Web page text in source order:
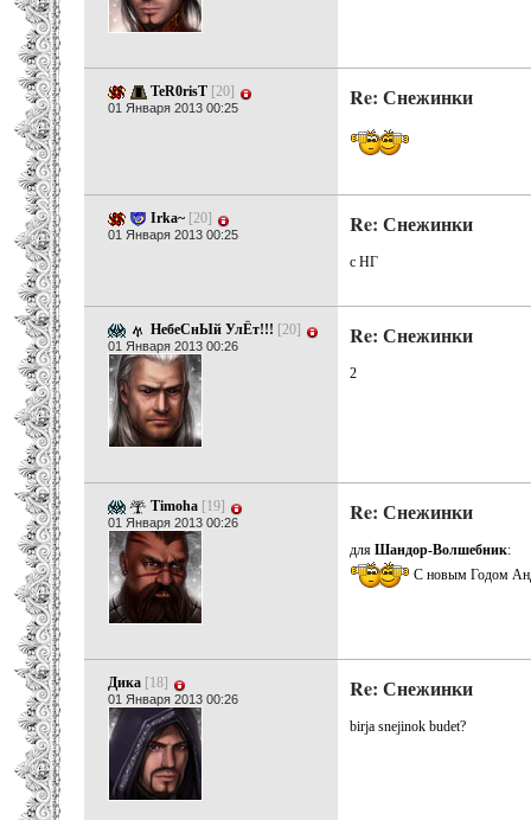
TeR0risT [20]
01 Января 2013 00:25 Re: Снежинки
Irka~ [20]
01 Января 2013 00:25 Re: Снежинки
с НГ
НебеСнЫй УлЁт!!! [20]
01 Января 2013 00:26 Re: Снежинки
2
Timoha [19]
01 Января 2013 00:26 Re: Снежинки
для Шандор-Волшебник:
С новым Годом
Дика [18]
01 Января 2013 00:26 Re: Снежинки
birja snejinok budet?